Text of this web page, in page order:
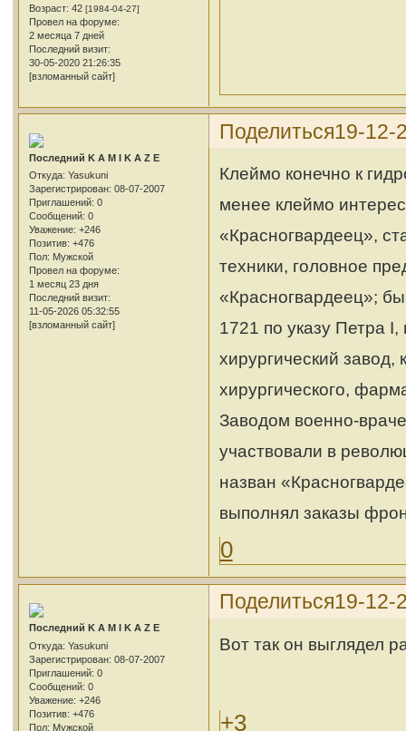
Возраст: 42 [1984-04-27]
Провел на форуме:
2 месяца 7 дней
Последний визит:
30-05-2020 21:26:35
[взломанный сайт]
Поделиться19-12-
Последний K A M I K A Z E
Откуда: Yasukuni
Зарегистрирован: 08-07-2007
Приглашений: 0
Сообщений: 0
Уважение: +246
Позитив: +476
Пол: Мужской
Провел на форуме:
1 месяц 23 дня
Последний визит:
11-05-2026 05:32:55
[взломанный сайт]
Клеймо конечно к
менее клеймо
«Красногвардеец»,
техники, головное
«Красногвардеец»;
1721 по указу Петра
хирургический
хирургического,
Заводом военно-
участвовали в
назван
выполнял заказы
0
Поделиться19-12-
Последний K A M I K A Z E
Откуда: Yasukuni
Зарегистрирован: 08-07-2007
Приглашений: 0
Сообщений: 0
Уважение: +246
Позитив: +476
Пол: Мужской
Вот так он выглядел
+3